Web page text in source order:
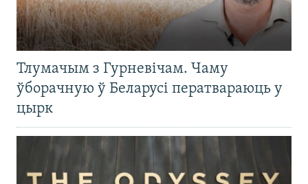
Тлумачым з Гурневічам. Чаму
ўборачную ў Беларусі ператвараюць у
цырк